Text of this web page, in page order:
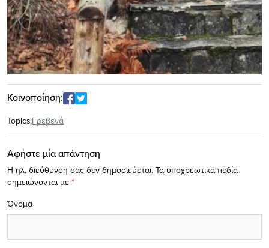
Κοινοποίηση:
Topics:Γρεβενά
Αφήστε μία απάντηση
Η ηλ. διεύθυνση σας δεν δημοσιεύεται. Τα υποχρεωτικά πεδία
σημειώνονται με *
Όνομα